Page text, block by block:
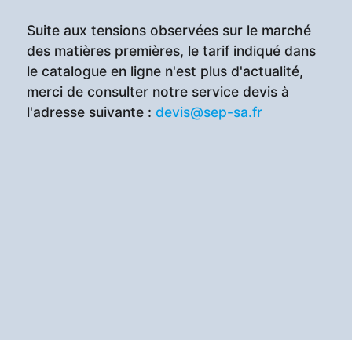
Suite aux tensions observées sur le marché
des matières premières, le tarif indiqué dans
le catalogue en ligne n'est plus d'actualité,
merci de consulter notre service devis à
l'adresse suivante : devis@sep-sa.fr